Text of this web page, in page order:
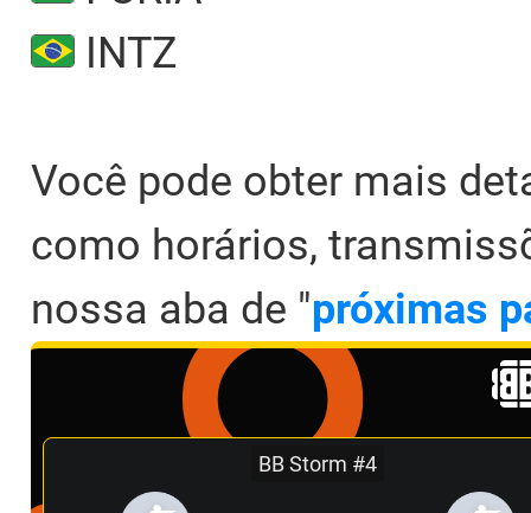
INTZ
Você pode obter mais
como horários,
nossa aba de "próximas
BB Storm #4